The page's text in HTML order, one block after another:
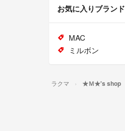
お気に入りブランド
MAC
ミルボン
ラクマ ★Ｍ★'s shop